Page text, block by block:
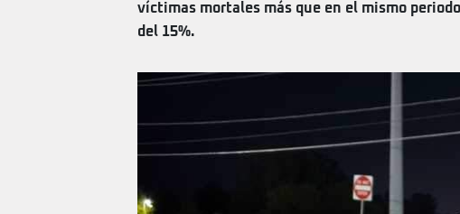
víctimas mortales más que en el mismo
del 15%.